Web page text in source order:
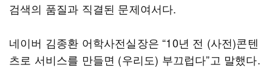
검색의 품질과 직결된 문제여서다.
네이버 김종환 어학사전실장은 “10년 전 (사전)콘텐
츠로 서비스를 만들면 (우리도) 부끄럽다”고 말했다.